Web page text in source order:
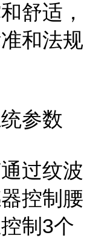
舒适，
和法规
参数
过纹波
控制腰
制3个